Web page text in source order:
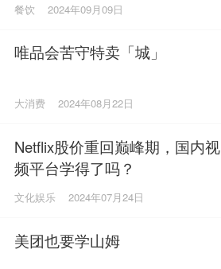
餐饮 2024年09月09日
唯品会苦守特卖「城」
大消费 2024年08月22日
Netflix股价重回巅峰期，国内视
频平台学得了吗？
文化娱乐 2024年07月24日
美团也要学山姆